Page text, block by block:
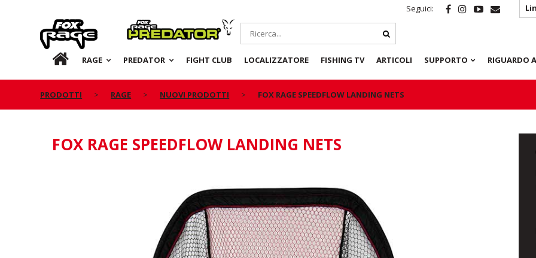
Seguici:
Rage Predator
IT RAGE PREDATOR FIGHT CLUB LOCALIZZATORE FISHING TV ARTICOLI SUPPORTO RIGUARDO
PRODOTTI RAGE NUOVI PRODOTTI FOX RAGE SPEEDFLOW LANDING NETS
FOX RAGE SPEEDFLOW LANDING NETS